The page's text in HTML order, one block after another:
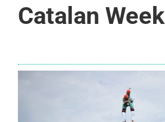
Catalan Week